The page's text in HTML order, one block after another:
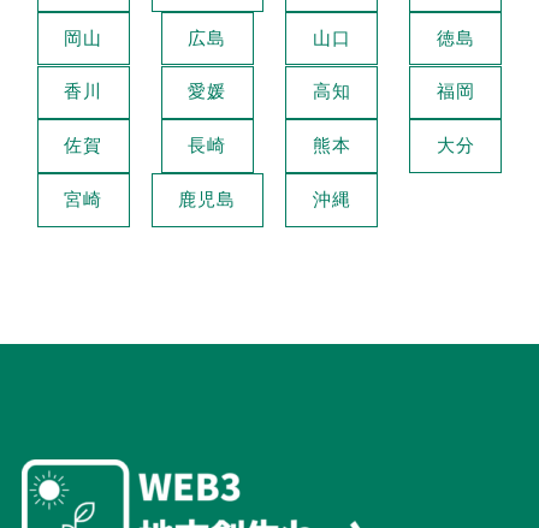
岡山 広島 山口 徳島
香川 愛媛 高知 福岡
佐賀 長崎 熊本 大分
宮崎 鹿児島 沖縄